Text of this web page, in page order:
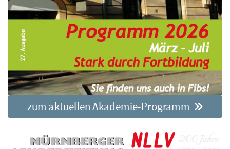
zum aktuellen Akademie-Programm